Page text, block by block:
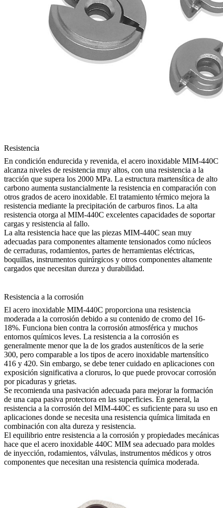
Resistencia
En condición endurecida y revenida, el acero inoxidable MIM-440C
alcanza niveles de resistencia muy altos, con una resistencia a la
tracción que supera los 2000 MPa. La estructura martensítica de alto
carbono aumenta sustancialmente la resistencia en comparación con
otros grados de acero inoxidable. El tratamiento térmico mejora la
resistencia mediante la precipitación de carburos finos. La alta
resistencia otorga al MIM-440C excelentes capacidades de soportar
cargas y resistencia al fallo.
La alta resistencia hace que las piezas MIM-440C sean muy
adecuadas para componentes altamente tensionados como núcleos
de cerraduras, rodamientos, partes de herramientas eléctricas,
boquillas, instrumentos quirúrgicos y otros componentes altamente
cargados que necesitan dureza y durabilidad.
Resistencia a la corrosión
El acero inoxidable MIM-440C proporciona una resistencia
moderada a la corrosión debido a su contenido de cromo del 16-
18%. Funciona bien contra la corrosión atmosférica y muchos
entornos químicos leves. La resistencia a la corrosión es
generalmente menor que la de los grados austeníticos de la serie
300, pero comparable a los tipos de acero inoxidable martensítico
416 y 420. Sin embargo, se debe tener cuidado en aplicaciones con
exposición significativa a cloruros, lo que puede provocar corrosión
por picaduras y grietas.
Se recomienda una pasivación adecuada para mejorar la formación
de una capa pasiva protectora en las superficies. En general, la
resistencia a la corrosión del MIM-440C es suficiente para su uso en
aplicaciones donde se necesita una resistencia química limitada en
combinación con alta dureza y resistencia.
El equilibrio entre resistencia a la corrosión y propiedades mecánicas
hace que el acero inoxidable 440C MIM sea adecuado para moldes
de inyección, rodamientos, válvulas, instrumentos médicos y otros
componentes que necesitan una resistencia química moderada.